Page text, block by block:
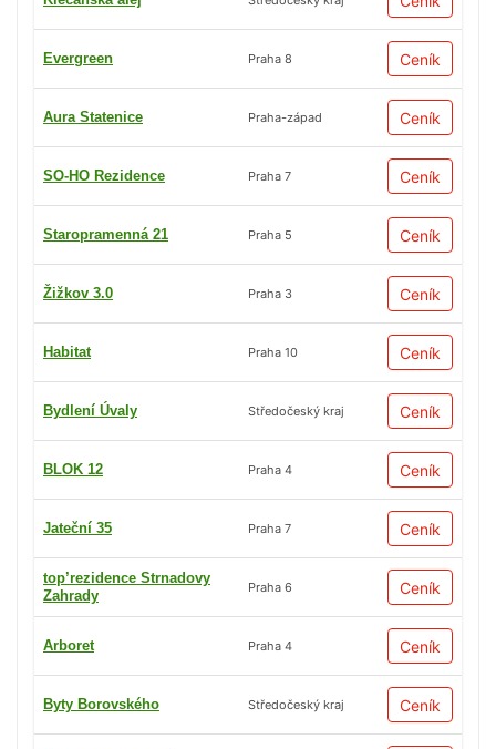
Evergreen Praha 8 Ceník
Aura Statenice Praha-západ Ceník
SO-HO Rezidence Praha 7 Ceník
Staropramenná 21 Praha 5 Ceník
Žižkov 3.0 Praha 3 Ceník
Habitat Praha 10 Ceník
Bydlení Úvaly Středočeský kraj Ceník
BLOK 12 Praha 4 Ceník
Jateční 35 Praha 7 Ceník
top’rezidence Strnadovy
Zahrady
Praha 6 Ceník
Arboret Praha 4 Ceník
Byty Borovského Středočeský kraj Ceník